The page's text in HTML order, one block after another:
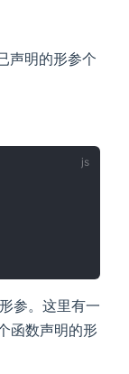
声明的形参个
参。这里有一
函数声明的形